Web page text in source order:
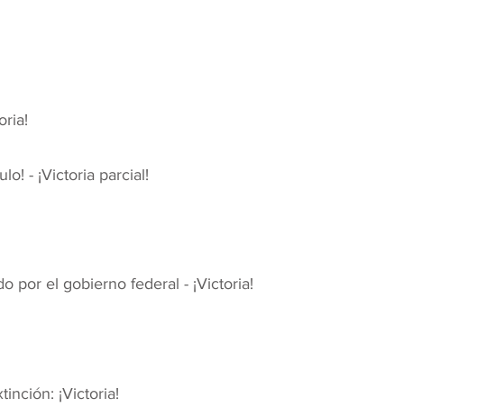
- ¡Victoria parcial!
por el gobierno federal - ¡Victoria!
¡Victoria!